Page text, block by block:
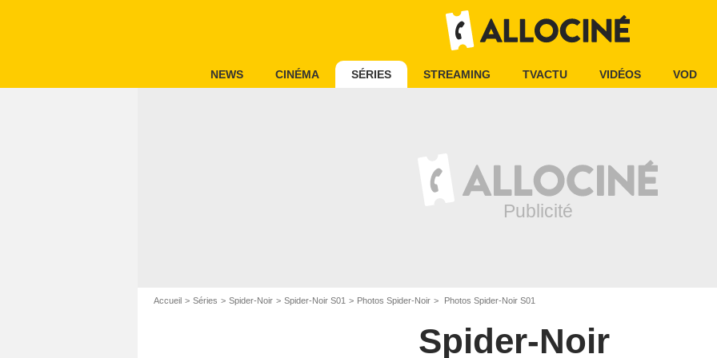
NEWS CINÉMA SÉRIES STREAMING TVACTU VIDÉOS VOD
Accueil Séries Spider-Noir Spider-Noir S01 Photos Spider-Noir Photos Spider-Noir S01
Spider-Noir